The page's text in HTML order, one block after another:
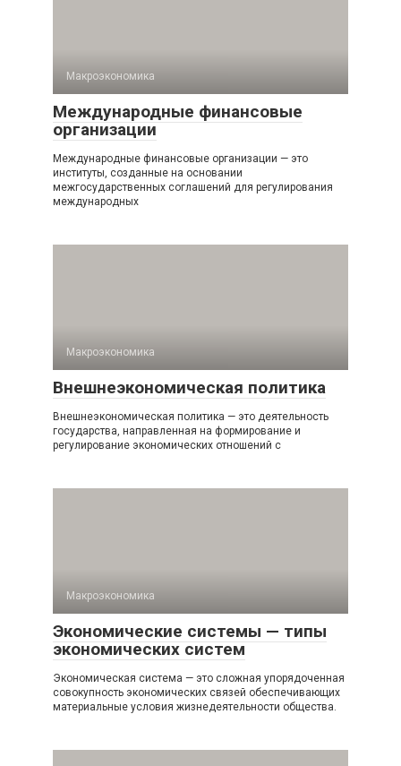
Макроэкономика
Международные финансовые
организации
Международные финансовые организации — это
институты, созданные на основании
межгосударственных соглашений для регулирования
международных
Макроэкономика
Внешнеэкономическая политика
Внешнеэкономическая политика — это деятельность
государства, направленная на формирование и
регулирование экономических отношений с
Макроэкономика
Экономические системы — типы
экономических систем
Экономическая система — это сложная упорядоченная
совокупность экономических связей обеспечивающих
материальные условия жизнедеятельности общества.